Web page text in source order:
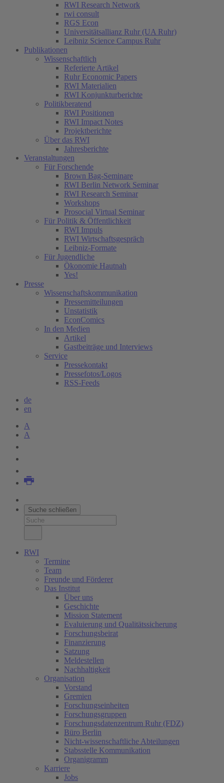
RWI Research Network
rwi consult
RGS Econ
Universitätsallianz Ruhr (UA Ruhr)
Leibniz Science Campus Ruhr
Publikationen
Wissenschaftlich
Referierte Artikel
Ruhr Economic Papers
RWI Materialien
RWI Konjunkturberichte
Politikberatend
RWI Positionen
RWI Impact Notes
Projektberichte
Über das RWI
Jahresberichte
Veranstaltungen
Für Forschende
Brown Bag-Seminare
RWI Berlin Network Seminar
RWI Research Seminar
Workshops
Prosocial Virtual Seminar
Für Politik & Öffentlichkeit
RWI Impuls
RWI Wirtschaftsgespräch
Leibniz-Formate
Für Jugendliche
Ökonomie Hautnah
Yes!
Presse
Wissenschaftskommunikation
Pressemitteilungen
Unstatistik
EconComics
In den Medien
Artikel
Gastbeiträge und Interviews
Service
Pressekontakt
Pressefotos/Logos
RSS-Feeds
de
en
A
A
Suche schließen
RWI
Termine
Team
Freunde und Förderer
Das Institut
Über uns
Geschichte
Mission Statement
Evaluierung und Qualitätssicherung
Forschungsbeirat
Finanzierung
Satzung
Meldestellen
Nachhaltigkeit
Organisation
Vorstand
Gremien
Forschungseinheiten
Forschungsgruppen
Forschungsdatenzentrum Ruhr (FDZ)
Büro Berlin
Nicht-wissenschaftliche Abteilungen
Stabsstelle Kommunikation
Organigramm
Karriere
Jobs